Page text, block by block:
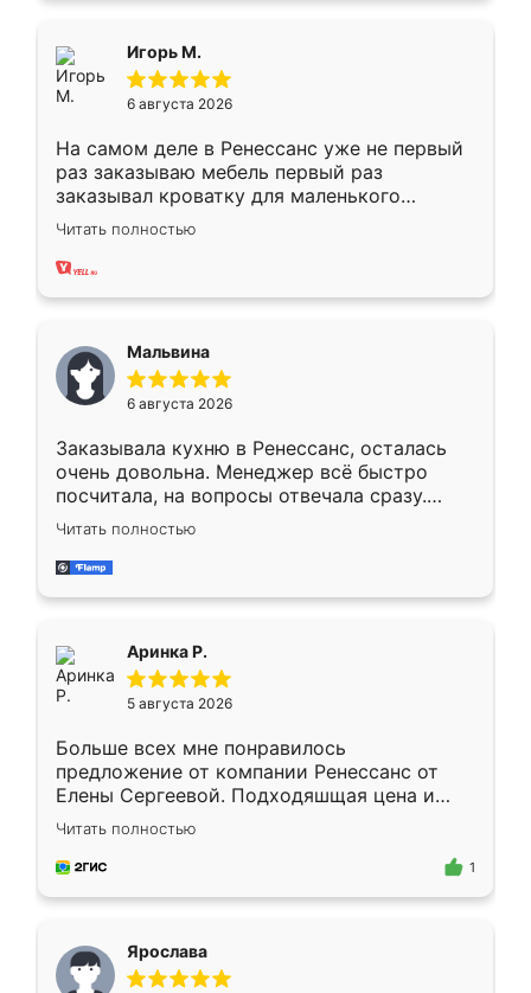
Игорь М.
6 августа 2026
На самом деле в Ренессанс уже не первый
раз заказываю мебель первый раз
заказывал кроватку для маленького
ребёнка при его рождении ,во второй раз
заказал шкаф-купе. По качеству очень
хорошее сборка достаточно быстрая,
меньше, здесь же он более разнообразный.
Мне нравится ,если что-то потребуется из
мебели буду заказывать только здесь.
Читать полностью
Мальвина
6 августа 2026
Заказывала кухню в Ренессанс, осталась
очень довольна. Менеджер всё быстро
посчитала, на вопросы отвечала сразу.
Замерщик приехал в субботу, подошёл к
делу со всей ответственностью. Собрали
за день, ребята работали аккуратно, даже
Читать полностью
Аринка Р.
5 августа 2026
Больше всех мне понравилось
предложение от компании Ренессанс от
Елены Сергеевой. Подходяшщая цена и
короткие сроки изготовления. Приехавший
для замера сотрудник Владислав
предложил по моему эскизу самый
Читать полностью
1
Ярослава